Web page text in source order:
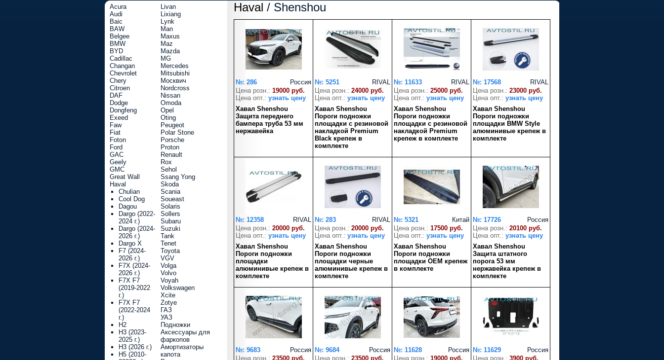
Haval / Shenshou
Россия
№: 286
Цена розн.: 19000 руб.
Цена опт.: узнать цену
Хавал Shenshou
Защита переднего
бампера труба 53 мм
нержавейка
RIVAL
№: 5251
Цена розн.: 24000 руб.
Цена опт.: узнать цену
Хавал Shenshou
Пороги подножки
площадки с резиновой
накладкой Premium
Black крепеж в
комплекте
RIVAL
№: 11633
Цена розн.: 25000 руб.
Цена опт.: узнать цену
Хавал Shenshou
Пороги подножки
площадки с резиновой
накладкой Premium
крепеж в комплекте
RIVAL
№: 17568
Цена розн.: 23000 руб.
Цена опт.: узнать цену
Хавал Shenshou
Пороги подножки
площадки BMW Style
алюминивые крепеж в
комплекте
RIVAL
№: 12358
Цена розн.: 20000 руб.
Цена опт.: узнать цену
Хавал Shenshou
Пороги подножки
площадки
алюминивые крепеж в
комплекте
RIVAL
№: 283
Цена розн.: 20000 руб.
Цена опт.: узнать цену
Хавал Shenshou
Пороги подножки
площадки черные
алюминивые крепеж в
комплекте
Китай
№: 5321
Цена розн.: 17500 руб.
Цена опт.: узнать цену
Хавал Shenshou
Пороги подножки
площадки OEM крепеж
в комплекте
Россия
№: 17726
Цена розн.: 20100 руб.
Цена опт.: узнать цену
Хавал Shenshou
Защита штатного
порога 53 мм
нержавейка крепеж в
комплекте
Россия
№: 9683
Цена розн.: 23500 руб.
Россия
№: 9684
Цена розн.: 23500 руб.
Россия
№: 11628
Цена розн.: 19000 руб.
Россия
№: 11629
Цена розн.: 3900 руб.
Acura
Audi
Baic
BAW
Belgee
BMW
BYD
Cadillac
Changan
Chevrolet
Chery
Citroen
DAF
Dodge
Dongfeng
Exeed
Faw
Fiat
Foton
Ford
GAC
Geely
GMC
Great Wall
Haval
Chulian
Cool Dog
Dagou
Dargo (2022-
2024 г.)
Dargo (2024-
2026 г.)
Dargo X
F7 (2024-
2026 г.)
F7X (2024-
2026 г.)
F7X F7
(2019-2022
г.)
F7X F7
(2022-2024
г.)
H2
H3 (2023-
2025 г.)
H3 (2026 г.)
H5 (2010-
Livan
Lixiang
Lynk
Man
Maxus
Maz
Mazda
MG
Mercedes
Mitsubishi
Москвич
Nordcross
Nissan
Omoda
Opel
Oting
Peugeot
Polar Stone
Porsche
Proton
Renault
Rox
Sehol
Ssang Yong
Skoda
Scania
Soueast
Solaris
Sollers
Subaru
Suzuki
Tank
Tenet
Toyota
VGV
Volga
Volvo
Voyah
Volkswagen
Xcite
Zotye
ГАЗ
УАЗ
Подножки
Аксессуары для
фаркопов
Амортизаторы
капота